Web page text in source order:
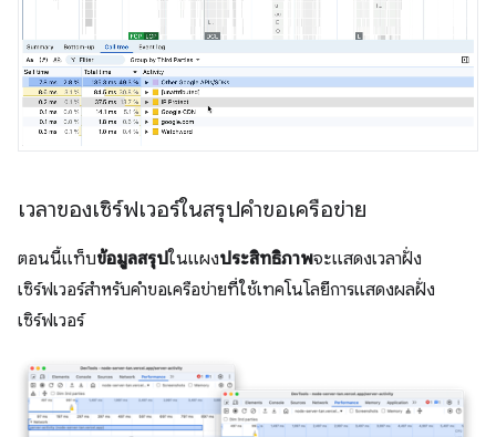
เวลาของเซิร์ฟเวอร์ในสรุปคำขอเครือข่าย
ตอนนี้แท็บข้อมูลสรุปในแผงประสิทธิภาพจะแสดงเวลาฝั่ง
เซิร์ฟเวอร์สำหรับคำขอเครือข่ายที่ใช้เทคโนโลยีการแสดงผลฝั่ง
เซิร์ฟเวอร์